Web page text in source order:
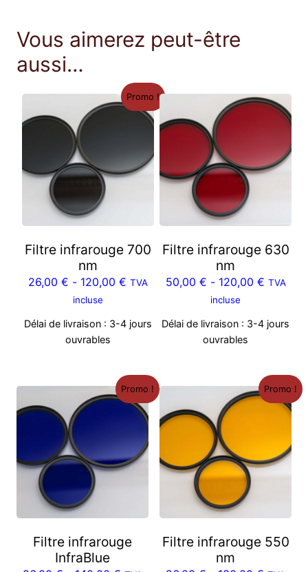
d
S
U
Vous aimerez peut-être
aussi…
Promo !
Filtre infrarouge 700
nm
26,00 € - 120,00 € TVA
incluse
Délai de livraison : 3-4 jours
ouvrables
Filtre infrarouge 630
nm
50,00 € - 120,00 € TVA
incluse
Délai de livraison : 3-4 jours
ouvrables
Promo !
Filtre infrarouge
InfraBlue
Promo !
Filtre infrarouge 550
nm